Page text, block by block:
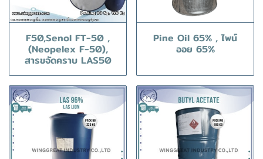
F50,Senol FT-50 ,
(Neopelex F-50),
สารขจัดคราบ LAS50
Pine Oil 65% , ไพน์
ออย 65%